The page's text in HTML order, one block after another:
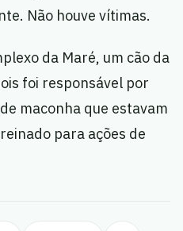
Não houve vítimas.
da Maré, um cão da
foi responsável por
maconha que estavam
para ações de